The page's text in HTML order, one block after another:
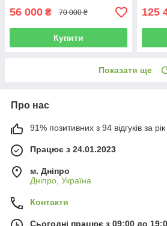
56 000 ₴ 70 000 ₴
Купити
125
Показати ще
Про нас
91% позитивних з 94 відгуків за рік
Працює з 24.01.2023
м. Дніпро
Дніпро, Україна
Контакти
Сьогодні працює з 09:00 до